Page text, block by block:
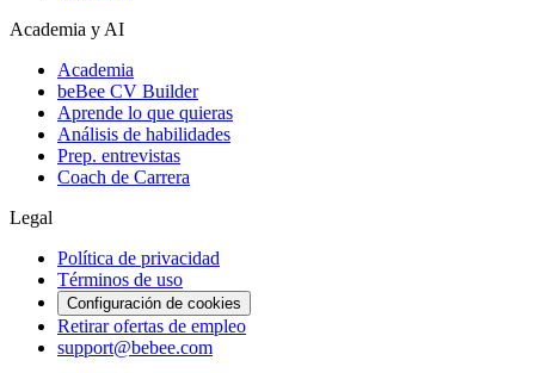
Academia y AI
Academia
beBee CV Builder
Aprende lo que quieras
Análisis de habilidades
Prep. entrevistas
Coach de Carrera
Legal
Política de privacidad
Términos de uso
Configuración de cookies
Retirar ofertas de empleo
support@bebee.com